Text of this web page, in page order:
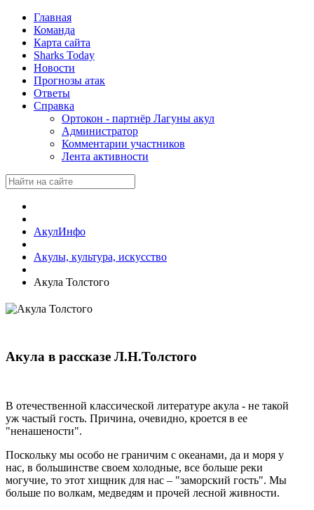
Главная
Команда
Карта сайта
Sharks Today
Новости
Прогнозы атак
Ответы
Справка
Ортокон - партнёр Лагуны акул
Администратор
Комментарии участников
Лента активности
АкулИнфо
Акулы, культура, искусство
Акула Толстого
Акула в рассказе Л.Н.Толстого
В отечественной классической литературе акула - не такой
уж частый гость. Причина, очевидно, кроется в ее
"ненашености".
Поскольку мы особо не граничим с океанами, да и моря у
нас, в большинстве своем холодные, все больше реки
могучие, то этот хищник для нас – "заморский гость". Мы
больше по волкам, медведям и прочей лесной живности.